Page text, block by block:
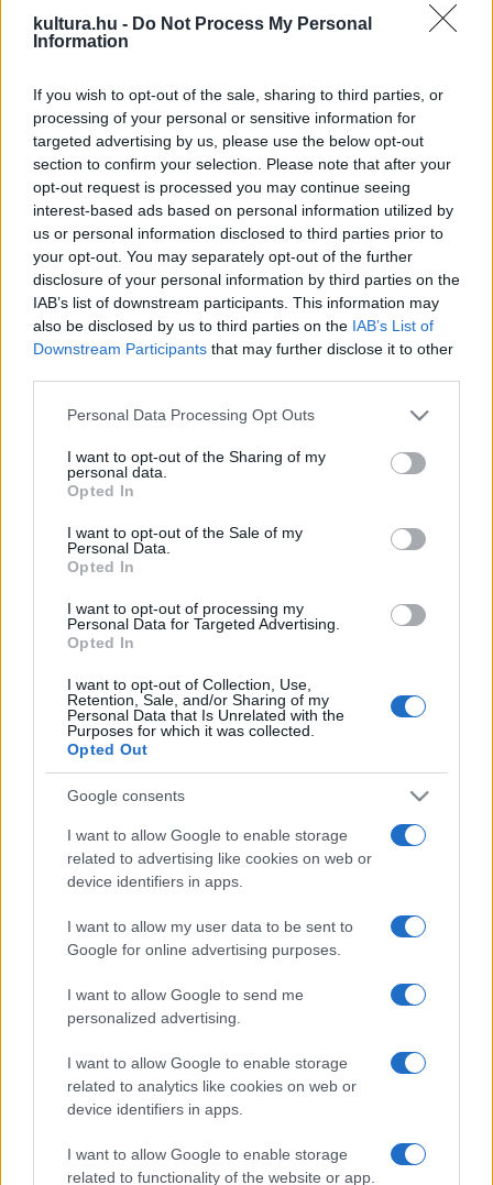
kultura.hu - Do Not Process My Personal
Information
If you wish to opt-out of the sale, sharing to third parties, or
processing of your personal or sensitive information for
targeted advertising by us, please use the below opt-out
section to confirm your selection. Please note that after your
opt-out request is processed you may continue seeing
interest-based ads based on personal information utilized by
us or personal information disclosed to third parties prior to
your opt-out. You may separately opt-out of the further
disclosure of your personal information by third parties on the
IAB’s list of downstream participants. This information may
also be disclosed by us to third parties on the IAB’s List of
Downstream Participants that may further disclose it to other
Please note that this website/app uses one or more Google
not limited to your visit or usage behaviour. You may click to
grant or deny consent to Google and its third-party tags to
use your data for below specified purposes in below Google
consent section.
Personal Data Processing Opt Outs
I want to opt-out of the Sharing of my
personal data.
Opted In
I want to opt-out of the Sale of my
Personal Data.
Opted In
I want to opt-out of processing my
Personal Data for Targeted Advertising.
Opted In
I want to opt-out of Collection, Use,
Retention, Sale, and/or Sharing of my
Personal Data that Is Unrelated with the
Purposes for which it was collected.
Opted Out
Google consents
I want to allow Google to enable storage
related to advertising like cookies on web or
device identifiers in apps.
I want to allow my user data to be sent to
Google for online advertising purposes.
I want to allow Google to send me
personalized advertising.
I want to allow Google to enable storage
related to analytics like cookies on web or
device identifiers in apps.
I want to allow Google to enable storage
related to functionality of the website or app.
alkotott véleményünket. Pedig a tehetség sokszínű, épp
úgy, ahogy a tudós is. Erről kívánjuk meggyőzni azokat a
nemzetközileg is rangos kutató, Somogyi Árpád előadására.
Prof. Dr. Dr. h.c. Somogyi Árpád 1937-ben született Környén.
Jelenleg a berlini Gesellschaft für Natur- und Heilkunde
tagja, a Magyar Tudományos Akadémia külső tagja.
Szakterülete a farmakológia-toxikológia és a rákkutatás.
Részt vesz a budapesti Állatorvos-tudományi Egyetem, az
International Life Sciences Institute Europe, a Kaposvári
Egyetem, a Toxicology Forum, a Real Academia Nacional de
Ciencias Veterinarias munkájában. Munkásságáért,
tudományos eredményeiért Bundesverdienstkreuz I.
Society for the Promotion of Science), a Hantken Miksa-
emlékéremmel, a Honorary Diplomával (American Veterinary
Epidemiology Society, San Francisco, USA), a Magyary-
Kossa-emlékéremmel jutalmazták.
Tudd meg, hogyan sikerült Selye János intézetébe kijutnia a
világhírű kutatóról, hogyan profitált ebből! Kérdezd meg, kik
és hogyan segítették pályáját, milyen akadályokat kellett
leküzdenie, melyek voltak a legnagyobb sikerei!
stresszelmélet dimenziói” –
http://semmelweismuseum.hu/az-izgalom-biologiaja-selye-
Budapest, Apród utca 1-3.
Időpont: 2016. január 12., kedd 16.30 – 18.00
Web: http://semmelweismuseum.hu/hogyan-legyek-tudos-
beszelgetes-somogyi-arpad-berlini-professzorral/